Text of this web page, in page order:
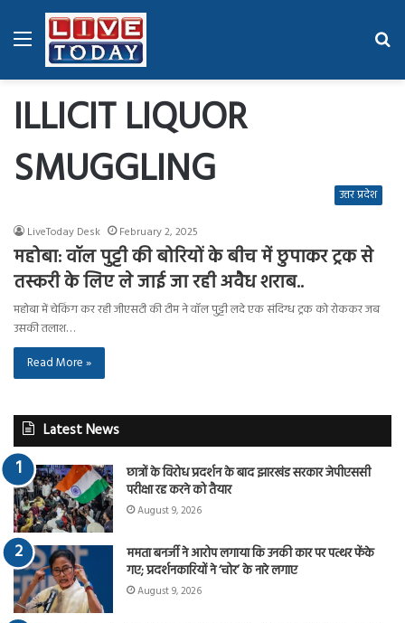
Menu
ILLICIT LIQUOR
SMUGGLING
उत्तर प्रदेश
LiveToday Desk February 2, 2025
महोबा: वॉल पुट्टी की बोरियों के बीच में छुपाकर ट्रक से
तस्करी के लिए ले जाई जा रही अवैध शराब..
महोबा में चेकिंग कर रही जीएसटी की टीम ने वॉल पुट्टी लदे एक संदिग्ध ट्रक को रोककर जब
उसकी तलाश…
Read More »
Latest News
छात्रों के विरोध प्रदर्शन के बाद झारखंड सरकार जेपीएससी
परीक्षा रद्द करने को तैयार
August 9, 2026
ममता बनर्जी ने आरोप लगाया कि उनकी कार पर पत्थर फेंके
गए; प्रदर्शनकारियों ने ‘चोर’ के नारे लगाए
August 9, 2026